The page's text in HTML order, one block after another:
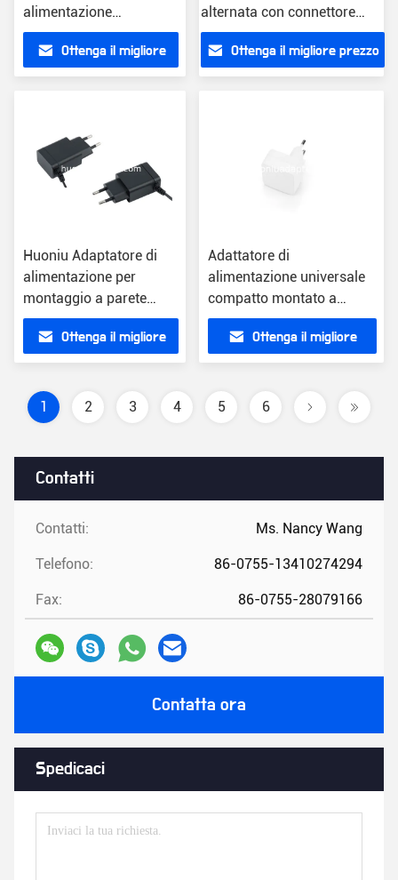
Contatti
Contatti: Ms. Nancy Wang
Telefono: 86-0755-13410274294
Fax: 86-0755-28079166
Contatta ora
Spedicaci
alimentazione
universale AC DC con
connettore ottico
Ottenga il migliore
alternata con connettore
intercambiabile Maschio
nero
OD5.5mm*ID2.1mm*L10mm
Ottenga il migliore prezzo
Huoniu Adaptatore di
alimentazione per
montaggio a parete
Compatto nero
caricabatterie ABS 12V
Efficienza del cavo 1,5m
Ottenga il migliore
Adattatore di
alimentazione universale
compatto montato a
parete 100-240V con
protezione da
sovraccarico
Ottenga il migliore
1 2 3 4 5 6